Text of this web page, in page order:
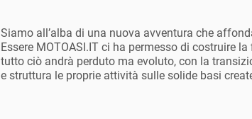
Siamo all’alba di una nuova avventura che
Essere MOTOASI.IT ci ha permesso di costruire
tutto ciò andrà perduto ma evoluto, con la
e struttura le proprie attività sulle solide basi